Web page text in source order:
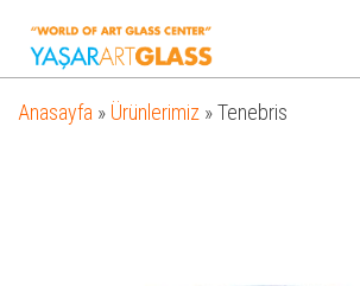
Glass
Anasayfa » Ürünlerimiz »Tenebris